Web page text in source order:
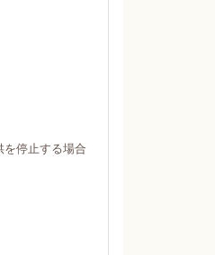
停止する場合